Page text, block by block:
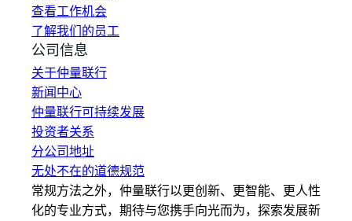
查看工作机会
了解我们的员工
公司信息
关于仲量联行
新闻中心
仲量联行可持续发展
投资者关系
分公司地址
无处不在的道德规范
常规方法之外，仲量联行以更创新、更智能、更人性
化的专业方式，期待与您携手向光而为，探索发展新